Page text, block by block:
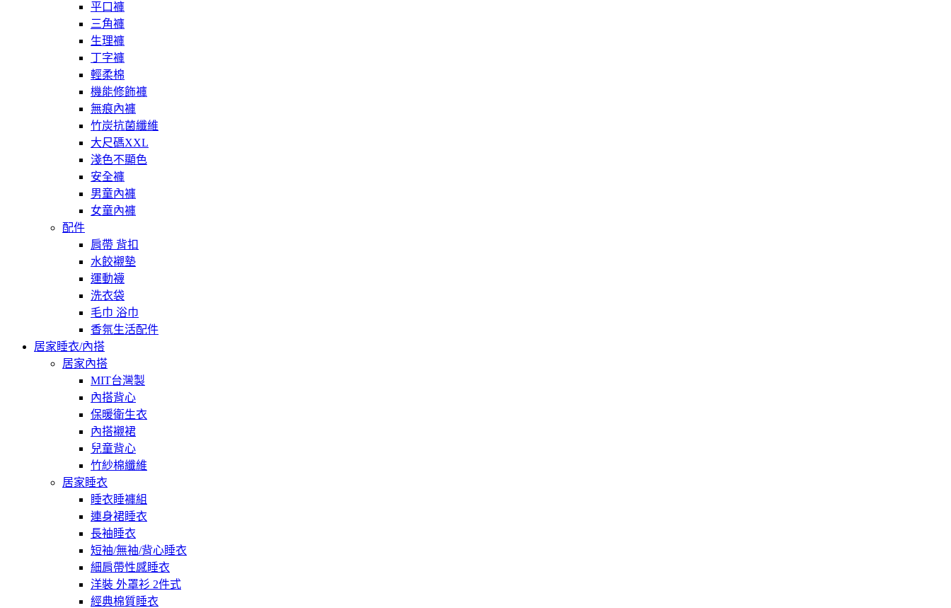
平口褲
三角褲
生理褲
丁字褲
輕柔棉
機能修飾褲
無痕內褲
竹炭抗菌纖維
大尺碼XXL
淺色不顯色
安全褲
男童內褲
女童內褲
配件
肩帶 背扣
水餃襯墊
運動襪
洗衣袋
毛巾 浴巾
香氛生活配件
居家睡衣/內搭
居家內搭
MIT台灣製
內搭背心
保暖衛生衣
內搭襯裙
兒童背心
竹紗棉纖維
居家睡衣
睡衣睡褲組
連身裙睡衣
長袖睡衣
短袖/無袖/背心睡衣
細肩帶性感睡衣
洋裝 外罩衫 2件式
經典棉質睡衣